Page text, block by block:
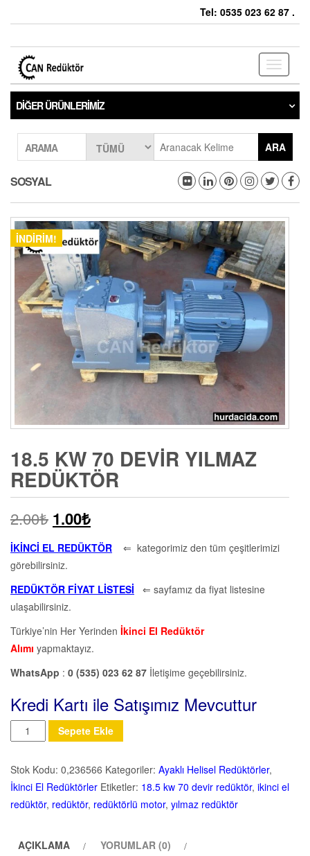
Tel: 0535 023 62 87 .
Toggle
DIĞER ÜRÜNLERIMIZ
ARAMA ARA
SOSYAL
İNDIRIM!
18.5 KW 70 DEVIR YILMAZ
REDÜKTÖR
2.00₺ 1.00₺
İKİNCİ EL REDÜKTÖR ⇐ kategorimiz den tüm çeşitlerimizi
görebilirsiniz.
REDÜKTÖR FİYAT LİSTESİ ⇐ sayfamız da fiyat listesine
ulaşabilirsiniz.
Türkiye’nin Her Yerinden İkinci El Redüktör
Alımı yapmaktayız.
WhatsApp : 0 (535) 023 62 87 İletişime geçebilirsiniz.
Kredi Kartı ile Satışımız Mevcuttur
Miktar Sepete Ekle
Stok Kodu: 0,236566 Kategoriler: Ayaklı Helisel Redüktörler,
İkinci El Redüktörler Etiketler: 18.5 kw 70 devir redüktör, ikinci el
redüktör, redüktör, redüktörlü motor, yılmaz redüktör
AÇIKLAMA YORUMLAR (0)